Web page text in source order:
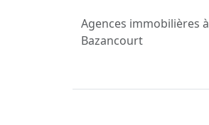
Agences immobilières à
Bazancourt